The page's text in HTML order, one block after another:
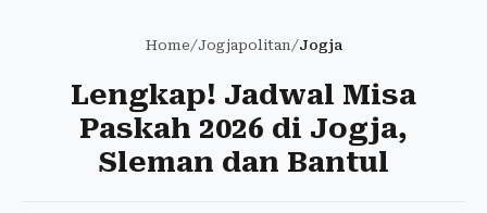
Home/Jogjapolitan/Jogja
Lengkap! Jadwal Misa
Paskah 2026 di Jogja,
Sleman dan Bantul